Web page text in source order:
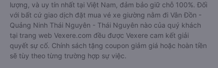
lượng, và uy tín nhất tại Việt Nam, đảm bảo giữ chỗ 100%. Đối
với bất cứ giao dịch đặt mua vé xe giường nằm đi Vân Đồn -
Quảng Ninh Thái Nguyên - Thái Nguyên nào của quý khách
tại trang web Vexere.com đều được Vexere cam kết giải
quyết sự cố. Chính sách tặng coupon giảm giá hoặc hoàn tiền
sẽ tùy theo từng trường hợp sự việc.